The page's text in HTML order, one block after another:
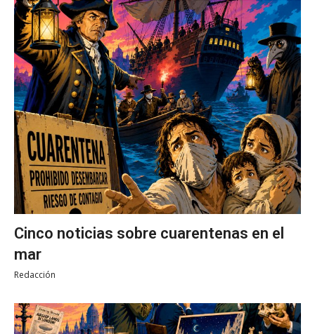
Cinco noticias sobre cuarentenas en el
mar
Redacción